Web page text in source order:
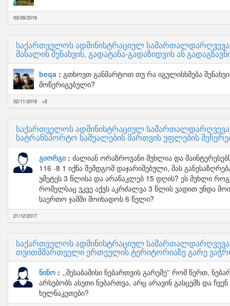
03/09/2016
საქართველოს ადმინისტრაციულ
მასალის შენახვის, გადატანა-გადაზიდვის ან
beqa
გთხოვთ განმარტოთ თუ რა იგულისხმება
მოწერიგებული?
02/11/2016 +2
საქართველოს ადმინისტრაციულ
სატრანსპორტო საშუალების მართვის უფლების
გიორგი
ძალიან ორაზროვანი მუხლია და
116 -8 1 იქნა შემდგომ დაჯარიმებული, მას
უმეტეს 3 წლისა და არანაკლებ 15 დღის? ეს მუხლი
რომელსაც უკვე აქვს აკრძალვა 3 წლის ვადით უნდა
საერთო ჯამში მოიხადოს 6 წელი?
21/12/2017
საქართველოს ადმინისტრაციულ
თვითმმართველი ერთეულის ტერიტორიაზე გარე
ნინო
,,შესაბამისი ნებართვის გარეშე'' რომ წერთ,
არსებობს ასეთი ნებართვა, არც არავინ გასცემს და
ხელნაკეთები?